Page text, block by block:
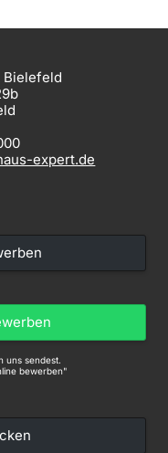
Bielefeld
expert.de
uns sendest.
bewerben"